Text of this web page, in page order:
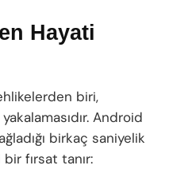
Hayati
biri,
yakalamasıdır. Android
birkaç saniyelik
fırsat tanır: